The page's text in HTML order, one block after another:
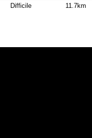
Difficile 11.7km